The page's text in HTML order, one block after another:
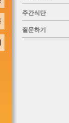
주간식단
질문하기